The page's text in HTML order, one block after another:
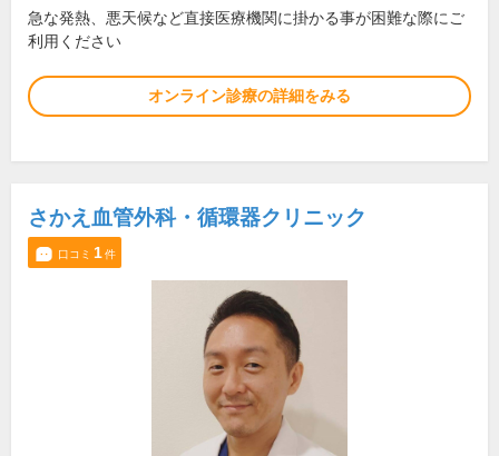
急な発熱、悪天候など直接医療機関に掛かる事が困難な際にご
利用ください
オンライン診療の詳細をみる
さかえ血管外科・循環器クリニック
口コミ 1件